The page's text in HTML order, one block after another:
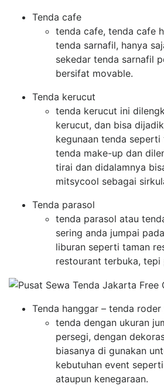
Tenda cafe
tenda cafe, tenda cafe
tenda sarnafil, hanya
sekedar tenda sarnafil
bersifat movable.
Tenda kerucut
tenda kerucut ini
kerucut, dan bisa
kegunaan tenda seperti
tenda make-up dan
tirai dan didalamnya
mitsycool sebagai
Tenda parasol
tenda parasol atau
sering anda jumpai
liburan seperti taman
restourant terbuka, tepi
Tenda hanggar – tenda
tenda dengan ukuran
persegi, dengan
biasanya di gunakan
kebutuhan event
ataupun kenegaraan.